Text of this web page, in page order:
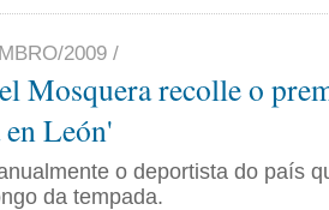
2009 /
Mosquera recolle o
León'
o deportista do país
da tempada.